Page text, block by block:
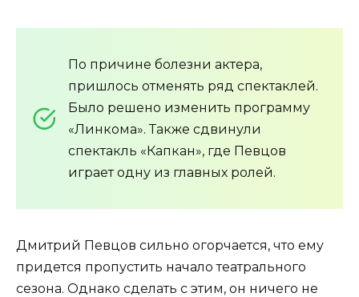
По причине болезни актера,
пришлось отменять ряд спектаклей.
Было решено изменить программу
«Линкома». Также сдвинули
спектакль «Капкан», где Певцов
играет одну из главных ролей.
Дмитрий Певцов сильно огорчается, что ему
придется пропустить начало театрального
сезона. Однако сделать с этим, он ничего не